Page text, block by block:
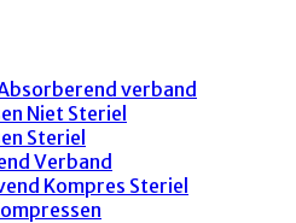
verband
Niet Steriel
Steriel
Verband
Kompres Steriel